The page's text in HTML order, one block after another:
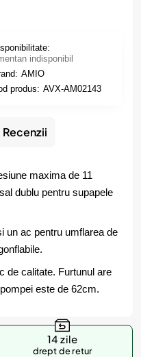
indisponibil
AMIO
produs: AVX-AM02143
Recenzii
maxima de 11
dublu pentru supapele
un ac pentru umflarea de
de calitate. Furtunul are
este de 62cm.
14 zile
drept de retur